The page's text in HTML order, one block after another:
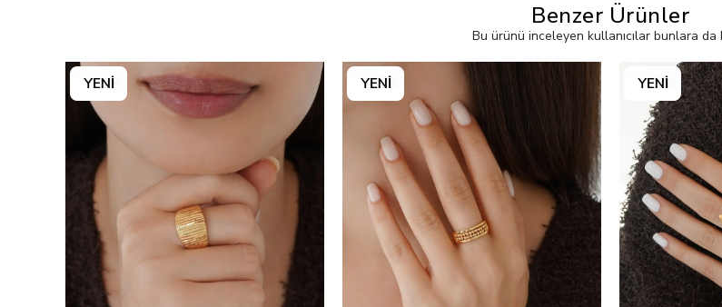
Benzer Ürünler
Bu ürünü inceleyen kullanıcılar bunlara da